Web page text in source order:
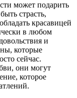
может подарить
страсть,
красавицей
в любом
и
которые
сейчас.
они могут
которое